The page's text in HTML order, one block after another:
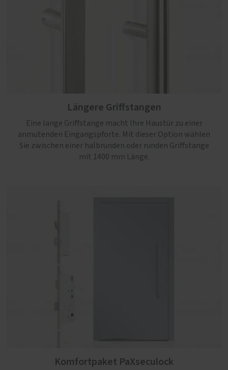
Längere Griffstangen
Eine lange Griffstange macht Ihre Haustür zu einer
anmutenden Eingangspforte. Mit dieser Option wählen
Sie zwischen einer halbrunden oder runden Griffstange
mit 1400 mm Länge.
Komfortpaket PaXseculock